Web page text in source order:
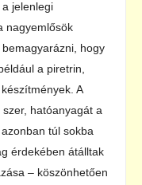
jelenlegi
nagyemlősök
hogy
a piretrin,
A
hatóanyagát a
túl sokba
érdekében átálltak
– köszönhetően